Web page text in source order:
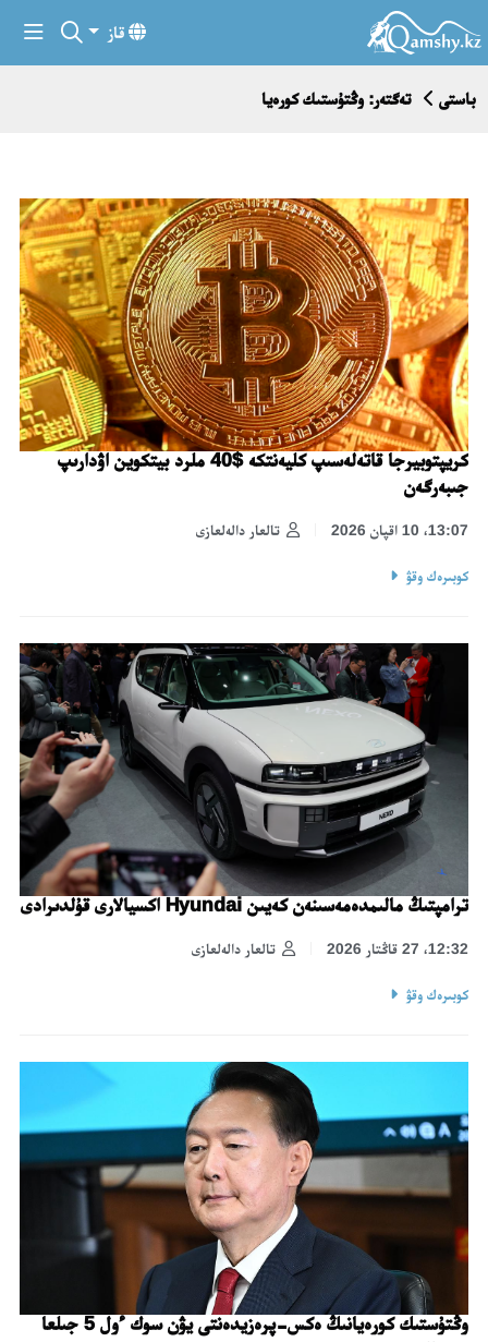
قاز
باستى تەگتەر: وڭتۇستىك كورەيا
كريپتوبيرجا قاتەلەسىپ كليەنتكە $40 ملرد بيتكوين اۋدارىپ
جىبەرگەن
تالعار دالەلعازى 13:07، 10 اقپان 2026
كوبىرەك وقۋ
ترامپتىڭ مالىمدەمەسىنەن كەيىن Hyundai اكسيالارى قۇلدىرادى
تالعار دالەلعازى 12:32، 27 قاڭتار 2026
كوبىرەك وقۋ
وڭتۇستىك كورەيانىڭ ەكس-پرەزيدەنتى يۋن سوك ءول 5 جىلعا